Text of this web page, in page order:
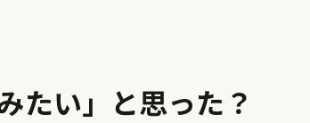
たい」と思った？